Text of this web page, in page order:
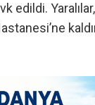
edildi.